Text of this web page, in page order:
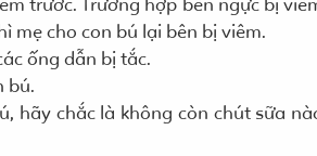
mẹ cho con bú lại bên bị viêm.
ống dẫn bị tắc.
bú.
hãy chắc là không còn chút sữa